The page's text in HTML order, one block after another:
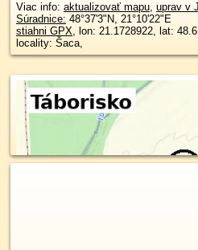
Viac info: aktualizovať mapu, uprav v
Súradnice: 48°37'3"N, 21°10'22"E
stiahni GPX, lon: 21.1728922, lat:
locality: Šaca,